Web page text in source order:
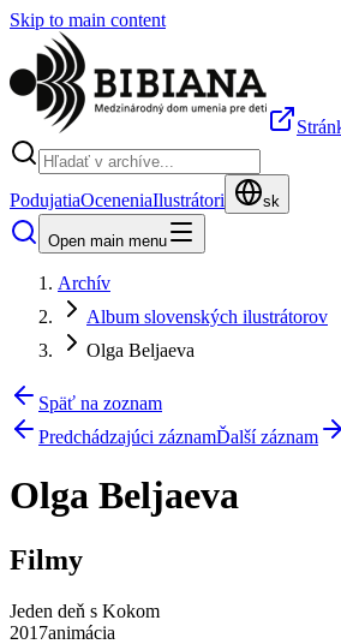
Skip to main content
PodujatiaOceneniaIlustrátori sk
Open main menu
Archív
Album slovenských ilustrátorov
Olga Beljaeva
Späť na zoznam
Predchádzajúci záznamĎalší záznam
Olga Beljaeva
Filmy
Jeden deň s Kokom
2017animácia